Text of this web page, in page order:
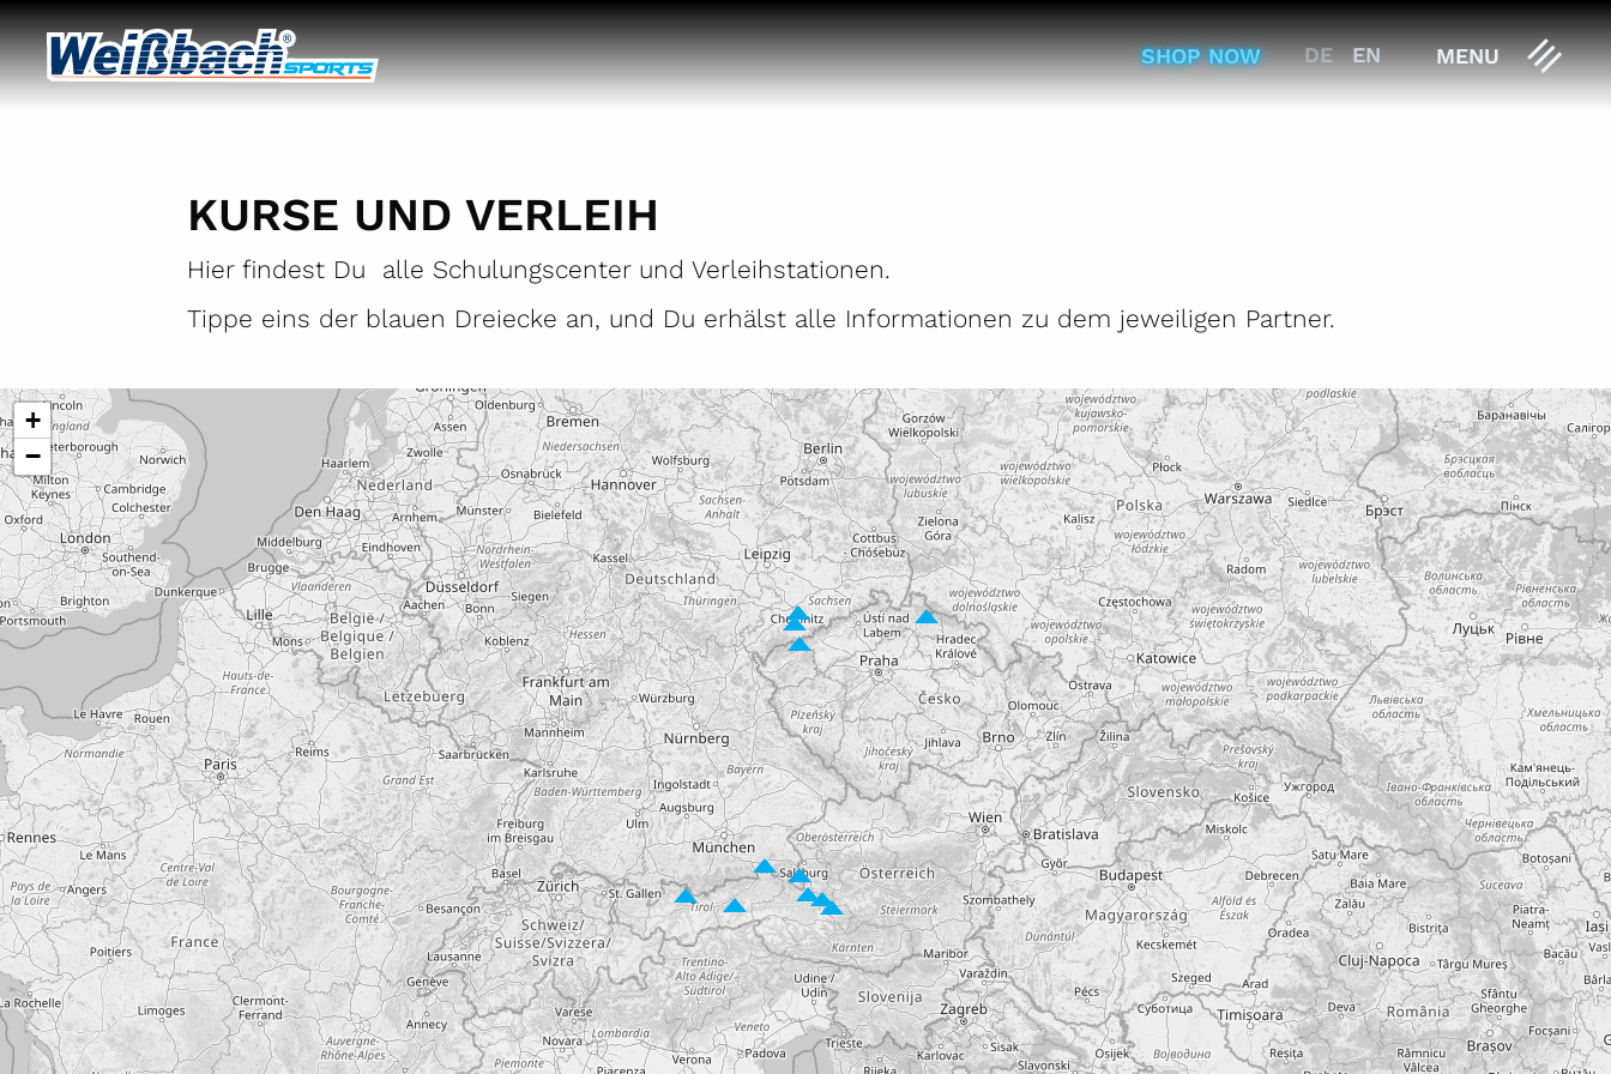
SHOP NOW DE EN MENU
KURSE UND VERLEIH
Hier findest Du alle Schulungscenter und Verleihstationen.
Tippe eins der blauen Dreiecke an, und Du erhälst alle Informationen zu dem jeweiligen Partner.
+
−